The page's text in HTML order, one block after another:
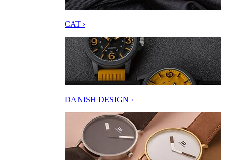
CAT ›
DANISH DESIGN ›